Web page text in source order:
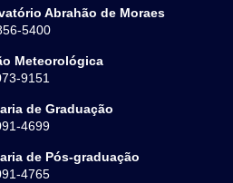
Abrahão de Moraes
5400
Meteorológica
9151
de Graduação
4699
de Pós-graduação
4765